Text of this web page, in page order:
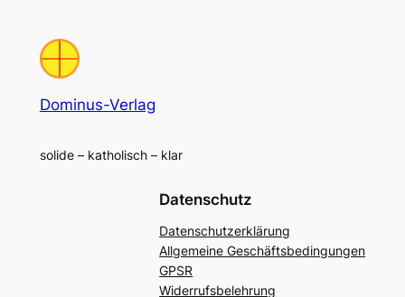
Dominus-Verlag
solide – katholisch – klar
Datenschutz
Datenschutzerklärung
Allgemeine Geschäftsbedingungen
GPSR
Widerrufsbelehrung